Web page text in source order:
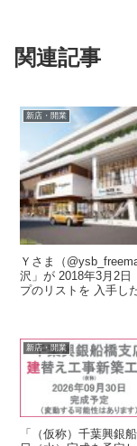
関連記事
新店・開業
Ｙさま（@ysb_freeman）です。 所沢駅商業
沢」が 2018年3月2日（金）に
新店・開業
「（仮称）千葉興銀